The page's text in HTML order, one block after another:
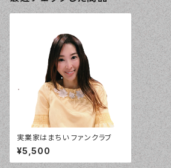
実業家はまちい ファンクラブ
¥5,500